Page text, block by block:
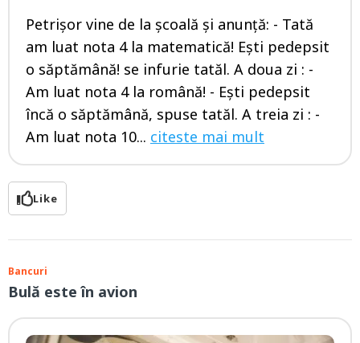
Petrișor vine de la școală și anunță: - Tată
am luat nota 4 la matematică! Ești pedepsit
o săptămână! se infurie tatăl. A doua zi : -
Am luat nota 4 la română! - Ești pedepsit
încă o săptămână, spuse tatăl. A treia zi : -
Am luat nota 10... citeste mai mult
Like
Bancuri
Bulă este în avion